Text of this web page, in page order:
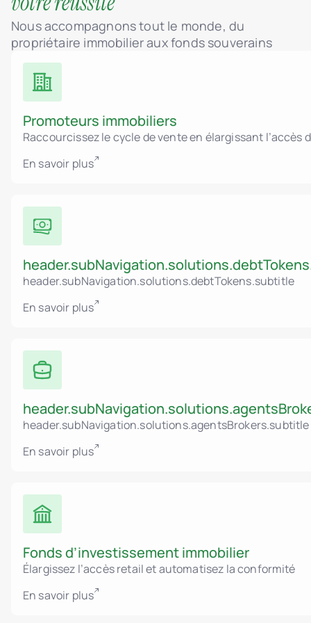
Nous accompagnons tout le monde, du
propriétaire immobilier aux fonds souverains
Promoteurs immobiliers
Raccourcissez le cycle de vente en élargissant l’accès
En savoir plus
header.subNavigation.solutions.debtTokens.subtitle
En savoir plus
header.subNavigation.solutions.agentsBrokers.subtitle
En savoir plus
Fonds d’investissement immobilier
Élargissez l’accès retail et automatisez la conformité
En savoir plus